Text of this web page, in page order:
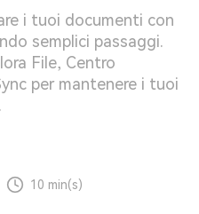
i tuoi documenti con
semplici passaggi.
File, Centro
per mantenere i tuoi
10 min(s)